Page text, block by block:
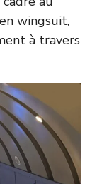
wingsuit,
à travers